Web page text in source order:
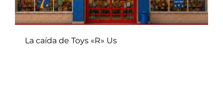
La caída de Toys «R» Us